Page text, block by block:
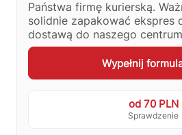
Państwa firmę kurierską.
solidnie zapakować ekspres
dostawą do naszego
Wypełnij
od 70 PLN
Sprawdzenie
Cześć! Jestem
Pomogę Ci z ekspresem do kawy —
zamienne lub złożenie
💰Ile kosztuje naprawa?